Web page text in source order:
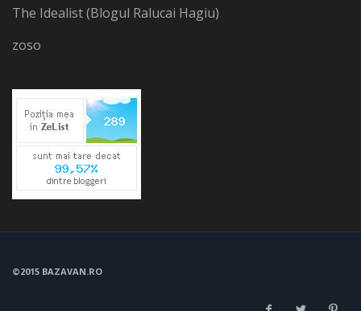
The Idealist (Blogul Ralucai Hagiu)
zoso
©2015 BAZAVAN.RO